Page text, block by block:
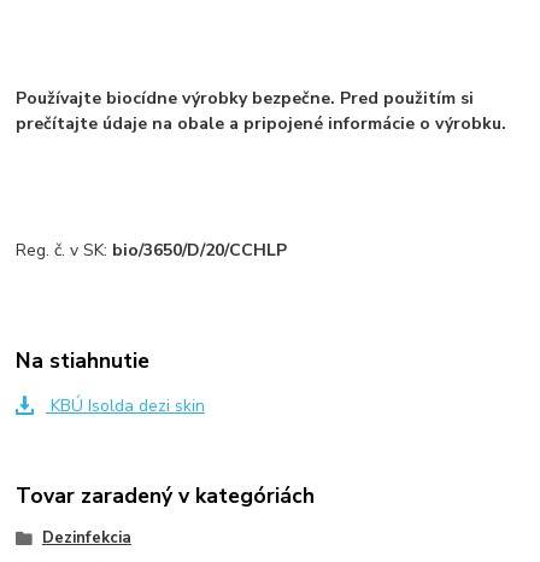
Používajte biocídne výrobky bezpečne. Pred použitím si
prečítajte údaje na obale a pripojené informácie o výrobku.
Reg. č. v SK: bio/3650/D/20/CCHLP​
Na stiahnutie
KBÚ Isolda dezi skin
Tovar zaradený v kategóriách
Dezinfekcia